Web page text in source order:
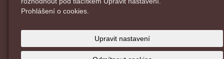
Prohlášení o cookies.
Upravit nastavení